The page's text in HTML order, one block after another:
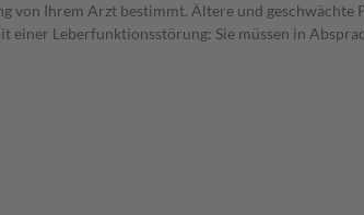
Ihrem Arzt bestimmt. Ältere und geschwächte
einer Leberfunktionsstörung: Sie müssen in